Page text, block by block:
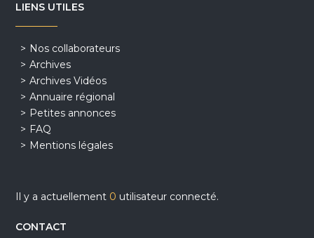
LIENS UTILES
Nos collaborateurs
Archives
Archives Vidéos
Annuaire régional
Petites annonces
FAQ
Mentions légales
Il y a actuellement 0 utilisateur connecté.
CONTACT